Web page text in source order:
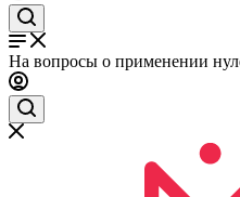
На вопросы о применении